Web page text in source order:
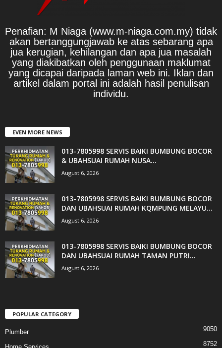
Penafian: M Niaga (www.m-niaga.com.my) tidak
akan bertanggungjawab ke atas sebarang apa
jua kerugian, kehilangan dan apa jua masalah
yang diakibatkan oleh penggunaan maklumat
yang dicapai daripada laman web ini. Iklan dan
artikel dalam portal ini adalah hasil penulisan
individu.
EVEN MORE NEWS
013-7805998 SERVIS BAIKI BUMBUNG BOCOR
& UBAHSUAI RUMAH NUSA...
August 6, 2026
013-7805998 SERVIS BAIKI BUMBUNG BOCOR
DAN UBAHSUAI RUMAH KQMPUNG MELAYU...
August 6, 2026
013-7805998 SERVIS BAIKI BUMBUNG BOCOR
DAN UBAHSUAI RUMAH TAMAN PUTRI...
August 6, 2026
POPULAR CATEGORY
Plumber 9050
8752